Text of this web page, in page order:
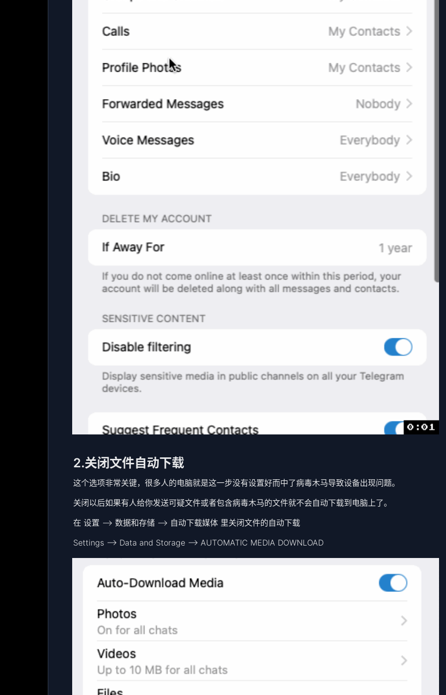
2.关闭文件自动下载
这个选项非常关键，很多人的电脑就是这一步没有设置好而中了病毒木马导致设备出现问题。
关闭以后如果有人给你发送可疑文件或者包含病毒木马的文件就不会自动下载到电脑上了。
在 设置 —> 数据和存储 —> 自动下载媒体 里关闭文件的自动下载
Settings –> Data and Storage –> AUTOMATIC MEDIA DOWNLOAD